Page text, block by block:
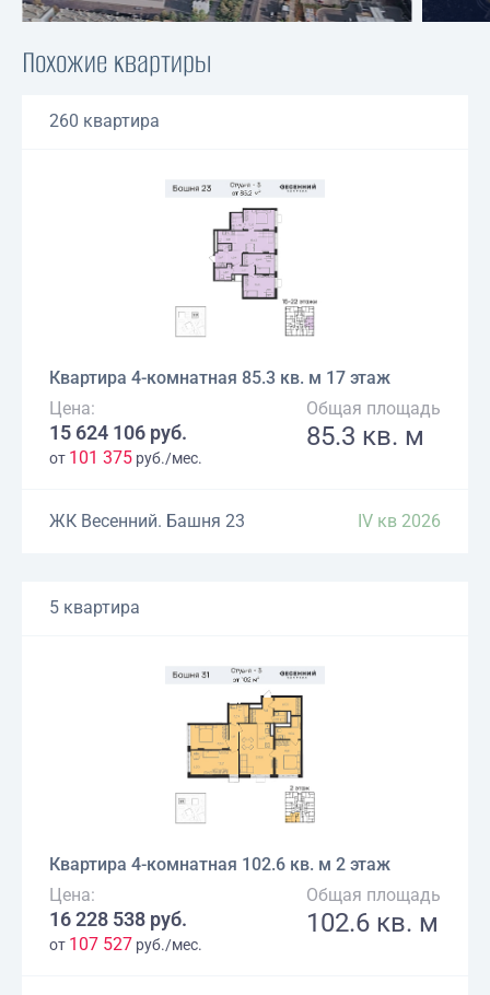
Похожие квартиры
260 квартира
Квартира 4-комнатная 85.3 кв. м 17 этаж
Цена:
15 624 106 руб.
от 101 375 руб./мес.
Общая площадь
85.3 кв. м
ЖК Весенний. Башня 23 IV кв 2026
5 квартира
Квартира 4-комнатная 102.6 кв. м 2 этаж
Цена:
16 228 538 руб.
от 107 527 руб./мес.
Общая площадь
102.6 кв. м